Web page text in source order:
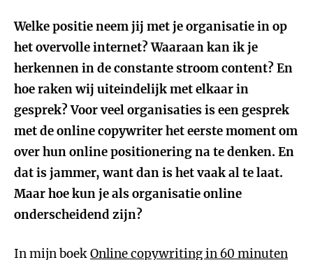
Welke positie neem jij met je organisatie in op
het overvolle internet? Waaraan kan ik je
herkennen in de constante stroom content? En
hoe raken wij uiteindelijk met elkaar in
gesprek? Voor veel organisaties is een gesprek
met de online copywriter het eerste moment om
over hun online positionering na te denken. En
dat is jammer, want dan is het vaak al te laat.
Maar hoe kun je als organisatie online
onderscheidend zijn?
In mijn boekOnline copywriting in 60 minuten